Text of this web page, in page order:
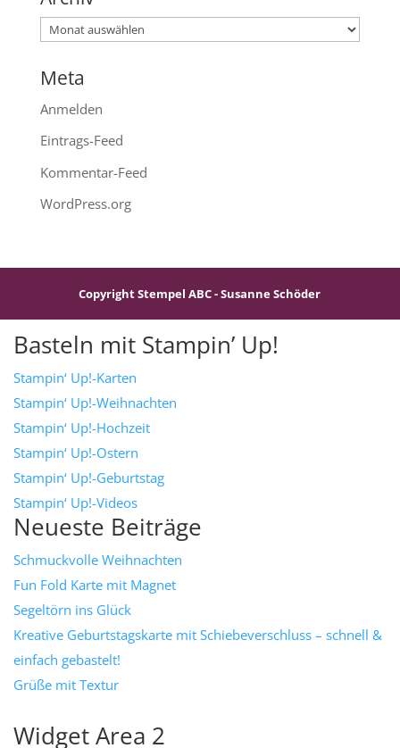
Archiv
Meta
Anmelden
Eintrags-Feed
Kommentar-Feed
WordPress.org
Copyright Stempel ABC - Susanne Schöder
Basteln mit Stampin’ Up!
Stampin‘ Up!-Karten
Stampin‘ Up!-Weihnachten
Stampin‘ Up!-Hochzeit
Stampin‘ Up!-Ostern
Stampin‘ Up!-Geburtstag
Stampin‘ Up!-Videos
Neueste Beiträge
Schmuckvolle Weihnachten
Fun Fold Karte mit Magnet
Segeltörn ins Glück
Kreative Geburtstagskarte mit Schiebeverschluss – schnell &
einfach gebastelt!
Grüße mit Textur
Widget Area 2